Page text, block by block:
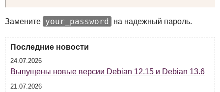
Замените your_password на надежный пароль.
Последние новости
24.07.2026
Выпущены новые версии Debian 12.15 и Debian 13.6
21.07.2026